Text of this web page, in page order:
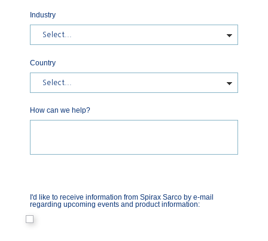
Industry
Country
How can we help?
I'd like to receive information from Spirax Sarco by e-mail
regarding upcoming events and product information: